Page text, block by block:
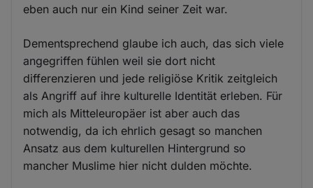
eben auch nur ein Kind seiner Zeit war.
Dementsprechend glaube ich auch, das sich viele
angegriffen fühlen weil sie dort nicht
differenzieren und jede religiöse Kritik zeitgleich
als Angriff auf ihre kulturelle Identität erleben. Für
mich als Mitteleuropäer ist aber auch das
notwendig, da ich ehrlich gesagt so manchen
Ansatz aus dem kulturellen Hintergrund so
mancher Muslime hier nicht dulden möchte.